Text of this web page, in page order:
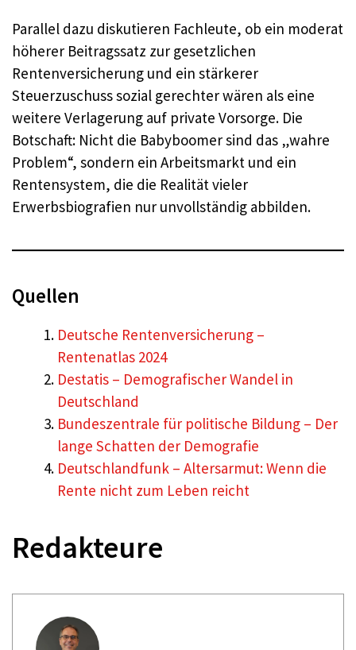
Parallel dazu diskutieren Fachleute, ob ein moderat
höherer Beitragssatz zur gesetzlichen
Rentenversicherung und ein stärkerer
Steuerzuschuss sozial gerechter wären als eine
weitere Verlagerung auf private Vorsorge. Die
Botschaft: Nicht die Babyboomer sind das „wahre
Problem“, sondern ein Arbeitsmarkt und ein
Rentensystem, die die Realität vieler
Erwerbsbiografien nur unvollständig abbilden.
Quellen
Deutsche Rentenversicherung –
Rentenatlas 2024
Destatis – Demografischer Wandel in
Deutschland
Bundeszentrale für politische Bildung – Der
lange Schatten der Demografie
Deutschlandfunk – Altersarmut: Wenn die
Rente nicht zum Leben reicht
Redakteure